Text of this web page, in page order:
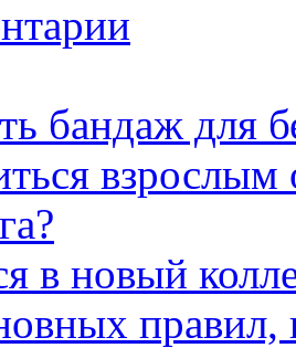
бандаж для
в новый